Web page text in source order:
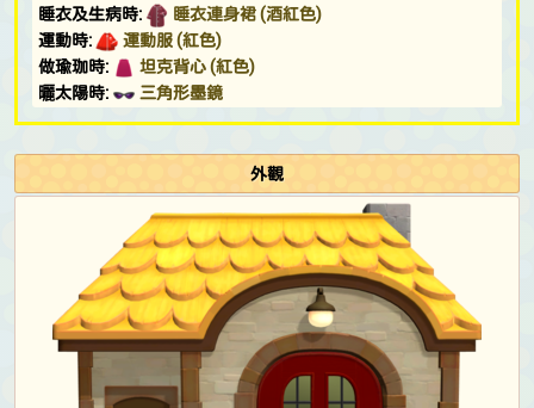
睡衣及生病時:
睡衣連身裙 (酒紅色)
運動時:
運動服 (紅色)
做瑜珈時:
坦克背心 (紅色)
曬太陽時:
三角形墨鏡
釣魚大會:
運動服 (紅色)
地面蛋殼
萬聖節:
鮮豔動物玩偶裝 (紅色)&
小惡魔角 (紅色)
平頂草帽 (棕色)
感恩節 (chef):
廚師衣服 (紅色)&
廚師帽
聖誕節:
聖誕帽
倒數:
復古亮片洋裝 (金色)&
花朵墨鏡 (紅色)
生日與六月新娘攝影:
復古亮片洋裝 (金色)&
花朵墨鏡
(紅色)
外觀